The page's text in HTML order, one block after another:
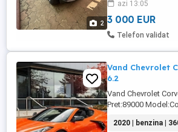
2
azi 13:05
3 000 EUR
Telefon validat
Vand Chevrolet
6.2
Vand Chevrolet
Pret:89000
2020 | benzina |